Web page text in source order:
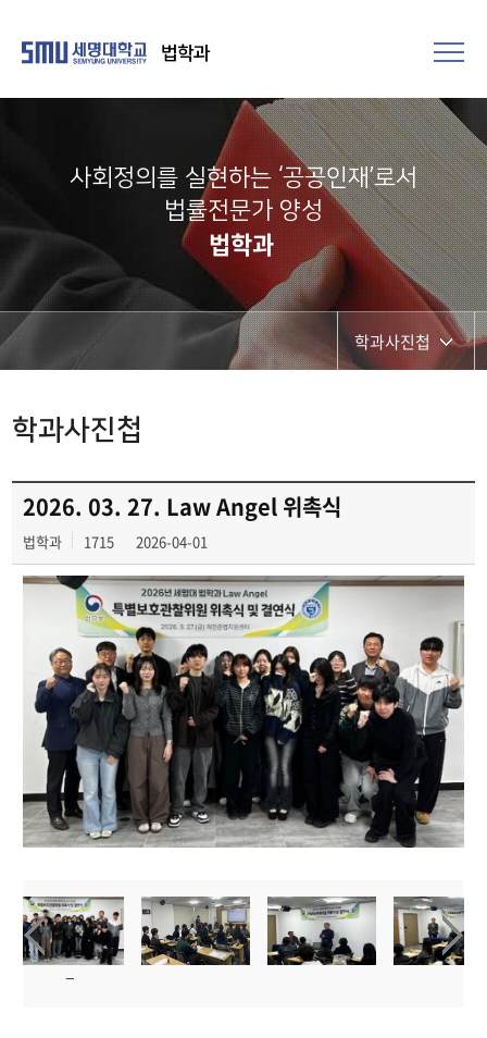
법학과
사회정의를 실현하는 ‘공공인재’로서
법률전문가 양성​
법학과
학과사진첩
동아리
학생회
교우소식
학과사진첩
2026. 03. 27. Law Angel 위촉식
법학과 1715 2026-04-01